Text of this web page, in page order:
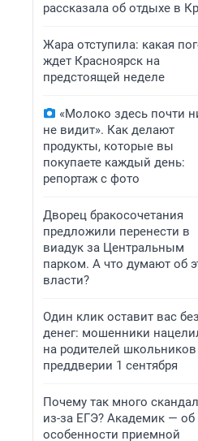
рассказала об отдыхе в
Жара отступила: какая
ждет Красноярск на
предстоящей неделе
«Молоко здесь почти
не видит». Как делают
продукты, которые вы
покупаете каждый день:
репортаж с фото
Дворец бракосочетания
предложили перенести в
виадук за Центральным
парком. А что думают об
власти?
Один клик оставит вас без
денег: мошенники
на родителей
преддверии 1 сентября
Почему так много
из-за ЕГЭ? Академик — об
особенности приемной